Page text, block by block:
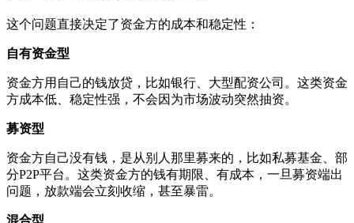
这个问题直接决定了资金方的成本和稳定性：
自有资金型
资金方用自己的钱放贷，比如银行、大型配资公司。这类资金
方成本低、稳定性强，不会因为市场波动突然抽资。
募资型
资金方自己没有钱，是从别人那里募来的，比如私募基金、部
分P2P平台。这类资金方的钱有期限、有成本，一旦募资端出
问题，放款端会立刻收缩，甚至暴雷。
混合型